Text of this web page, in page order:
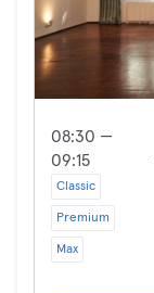
08:30 —
09:15
Classic
Premium
Max